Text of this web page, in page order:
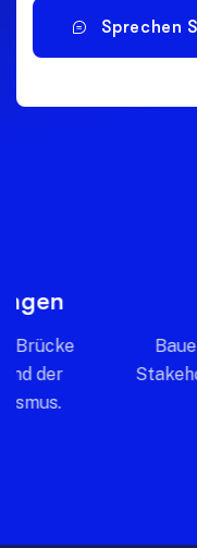
Sprechen
Bauen Sie ein
Stakeholder zu
Vision